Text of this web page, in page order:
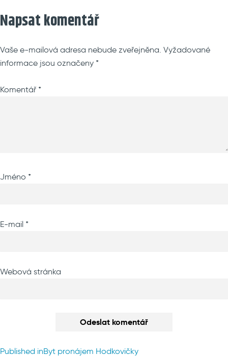
Napsat komentář
Vaše e-mailová adresa nebude zveřejněna. Vyžadované
informace jsou označeny *
Komentář *
Jméno *
E-mail *
Webová stránka
Published inByt pronájem Hodkovičky